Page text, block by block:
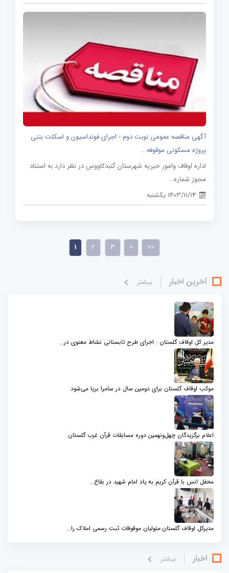
آگهی مناقصه عمومی نوبت دوم - اجرای فونداسیون و اسکلت بتنی
پروژه مسکونی موقوفه...
اداره اوقاف وامور خیریه شهرستان گنبدکاووس در نظر دارد به استناد
مجوز شماره...
1403/11/14 یکشنبه
1 2 3 > >>
آخرین اخبار بيشتر
مدیر کل اوقاف گلستان : اجرای طرح تابستانی نشاط معنوی در...
موکب اوقاف گلستان برای دومین سال در سامرا برپا می‌شود
اعلام برگزیدگان چهل‌ونهمین دوره مسابقات قرآن غرب گلستان
محفل انس با قرآن کریم به یاد امام شهید در بقاع...
مدیرکل اوقاف گلستان:متولیان موقوفات ثبت رسمی املاک را...
اخبار بيشتر